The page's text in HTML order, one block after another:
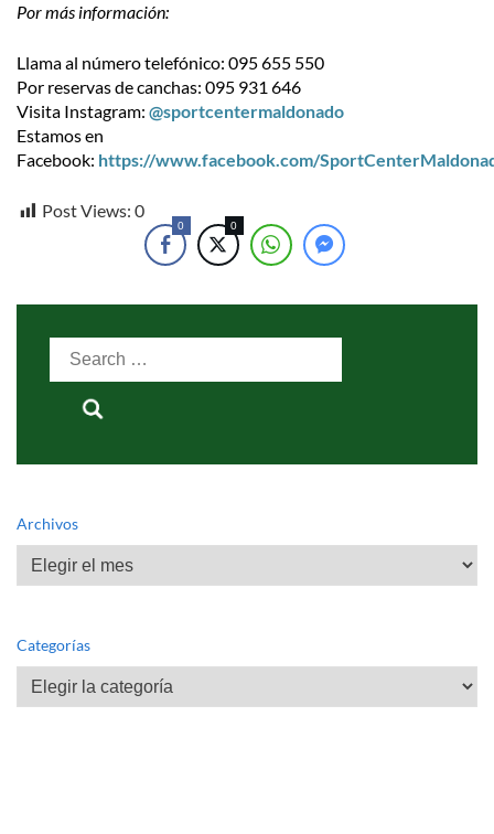
Por más información:
Llama al número telefónico: 095 655 550
Por reservas de canchas: 095 931 646
Visita Instagram: @sportcentermaldonado
Estamos en
Facebook: https://www.facebook.com/
Post Views: 0
0 0
Search
Archivos
Archivos
Categorías
Categorías